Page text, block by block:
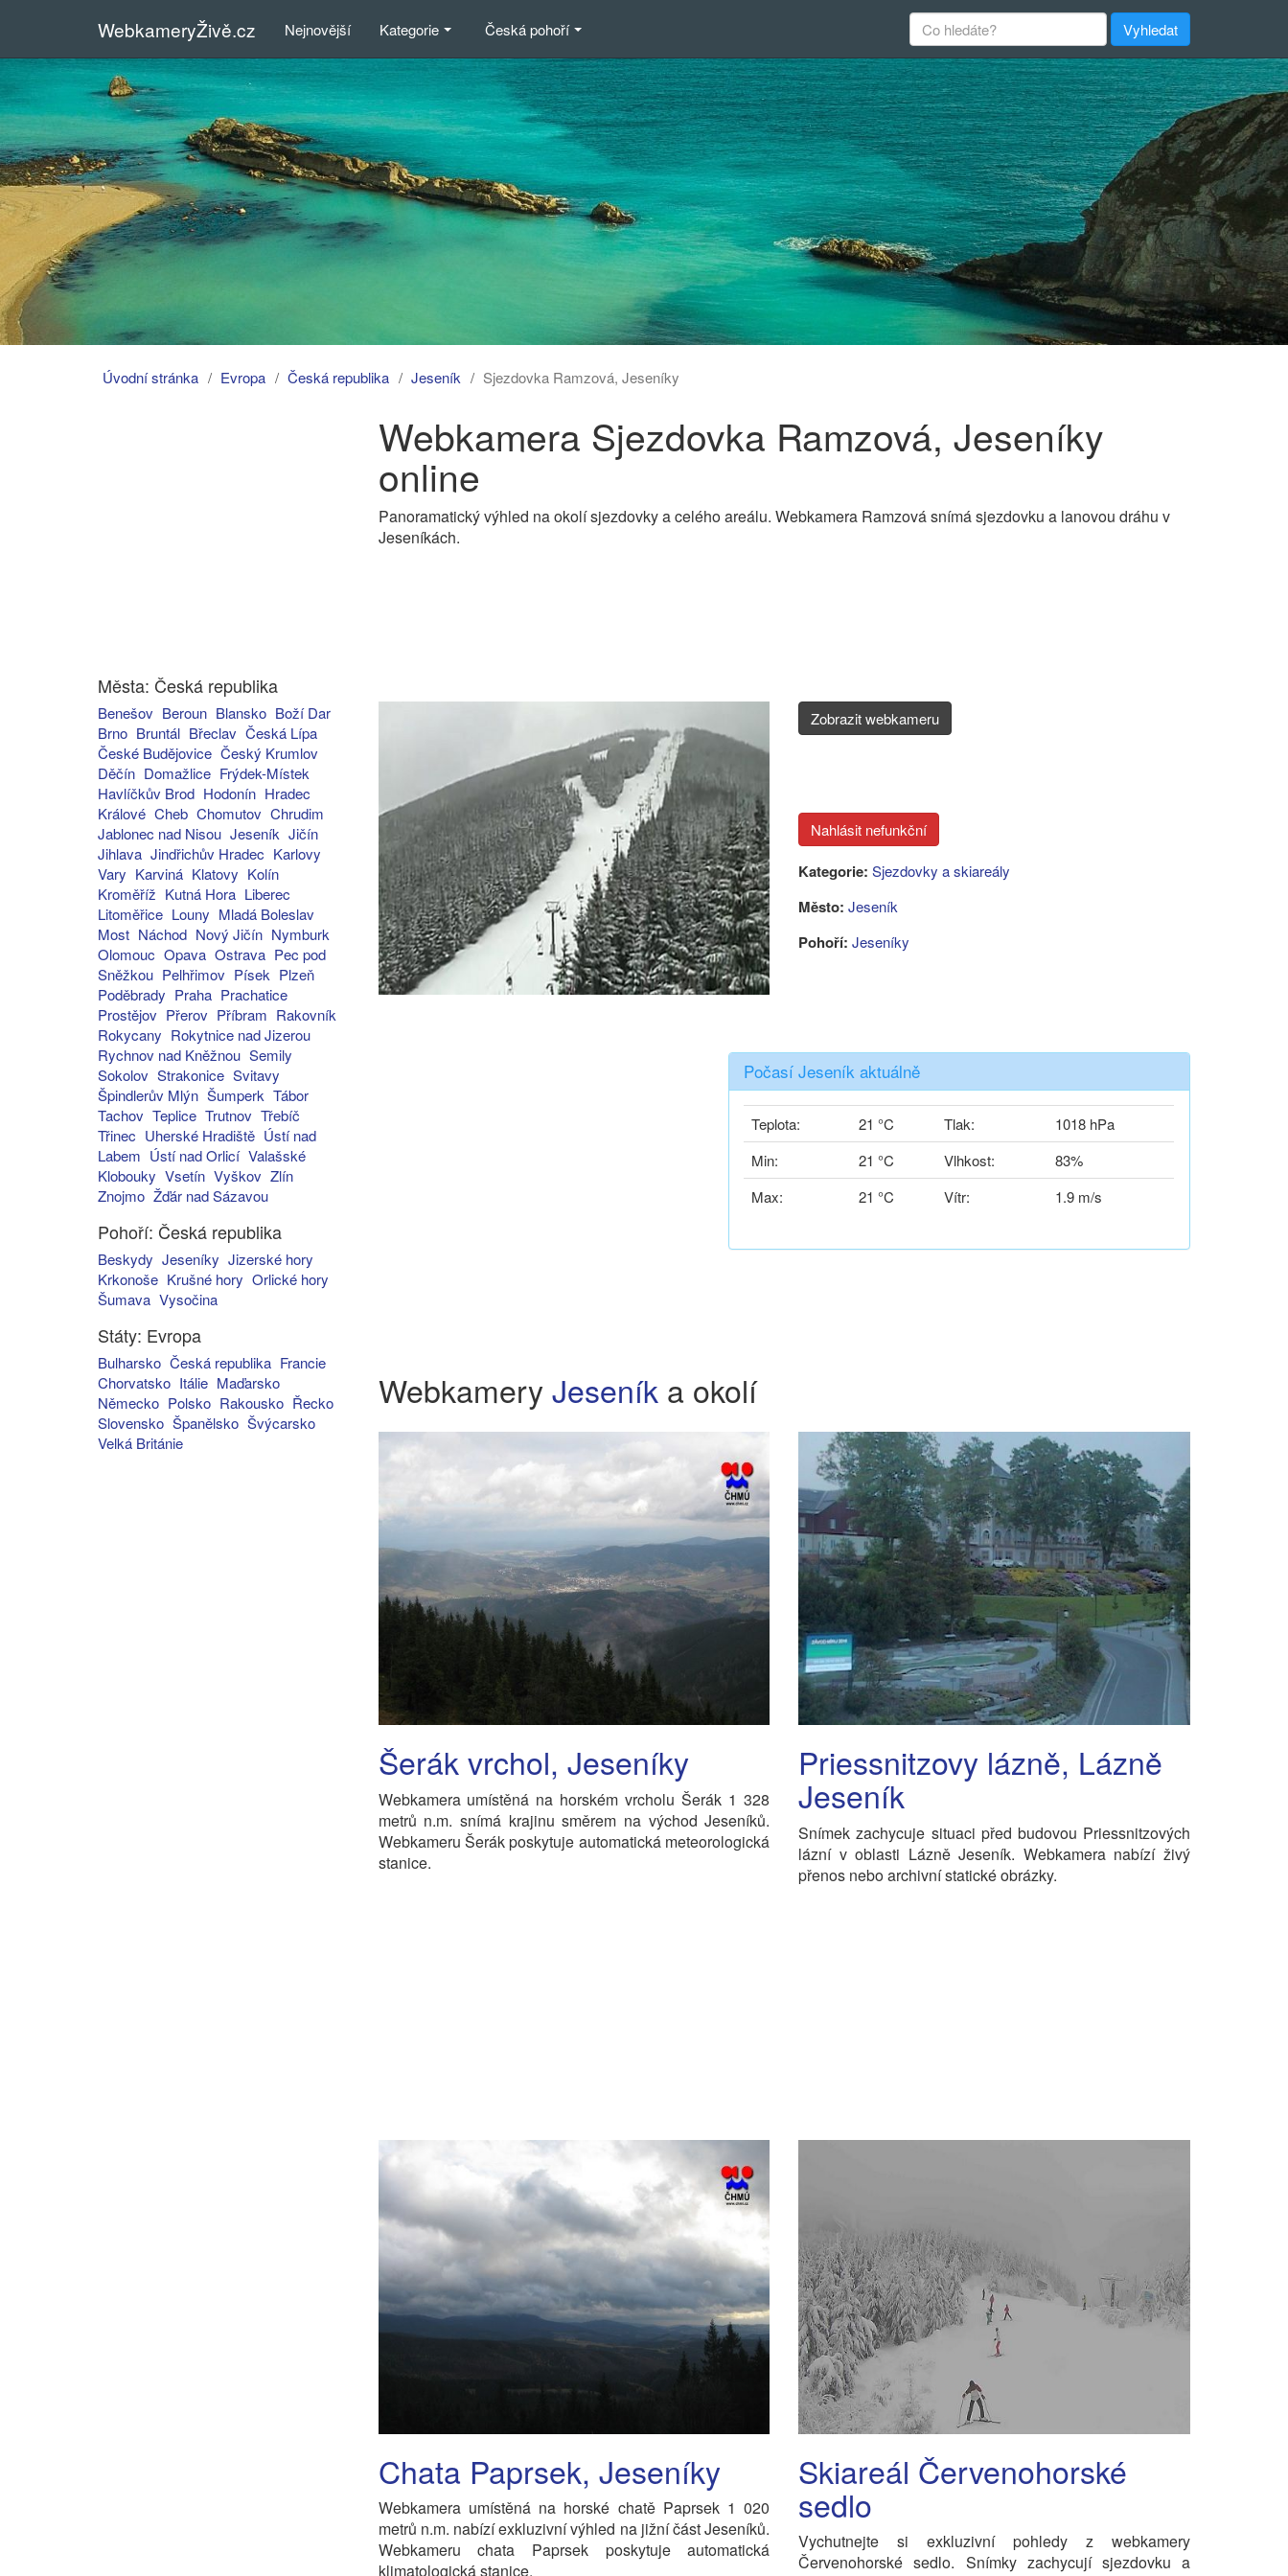
WebkameryŽivě.cz Nejnovější Kategorie Česká pohoří
Úvodní stránka Evropa Česká republika Jeseník Sjezdovka Ramzová, Jeseníky
Města: Česká republika
Benešov Beroun Blansko Boží Dar
Brno Bruntál Břeclav Česká Lípa
České Budějovice Český Krumlov
Děčín Domažlice Frýdek-Místek
Havlíčkův Brod Hodonín Hradec
Králové Cheb Chomutov Chrudim
Jablonec nad Nisou Jeseník Jičín
Jihlava Jindřichův Hradec Karlovy
Vary Karviná Klatovy Kolín
Kroměříž Kutná Hora Liberec
Litoměřice Louny Mladá Boleslav
Most Náchod Nový Jičín Nymburk
Olomouc Opava Ostrava Pec pod
Sněžkou Pelhřimov Písek Plzeň
Poděbrady Praha Prachatice
Prostějov Přerov Příbram Rakovník
Rokycany Rokytnice nad Jizerou
Rychnov nad Kněžnou Semily
Sokolov Strakonice Svitavy
Špindlerův Mlýn Šumperk Tábor
Tachov Teplice Trutnov Třebíč
Třinec Uherské Hradiště Ústí nad
Labem Ústí nad Orlicí Valašské
Klobouky Vsetín Vyškov Zlín
Znojmo Žďár nad Sázavou
Pohoří: Česká republika
Beskydy Jeseníky Jizerské hory
Krkonoše Krušné hory Orlické hory
Šumava Vysočina
Státy: Evropa
Bulharsko Česká republika Francie
Chorvatsko Itálie Maďarsko
Německo Polsko Rakousko Řecko
Slovensko Španělsko Švýcarsko
Velká Británie
Webkamera Sjezdovka Ramzová, Jeseníky
online
Panoramatický výhled na okolí sjezdovky a celého areálu. Webkamera Ramzová snímá sjezdovku a lanovou dráhu v
Jeseníkách.
Zobrazit webkameru
Kategorie: Sjezdovky a skiareály
Město: Jeseník
Pohoří: Jeseníky
Počasí Jeseník aktuálně
Teplota: 21 °C Tlak:
1018 hPa
Min:
21 °C Vlhkost:
83%
Max:
21 °C Vítr: 1.9 m/s
Webkamery Jeseníka okolí
Šerák vrchol, Jeseníky
Webkamera umístěná na horském vrcholu Šerák 1 328
metrů n.m. snímá krajinu směrem na východ Jeseníků.
Webkameru Šerák poskytuje automatická meteorologická
stanice.
Priessnitzovy lázně, Lázně
Jeseník
Snímek zachycuje situaci před budovou Priessnitzových
lázní v oblasti Lázně Jeseník. Webkamera nabízí živý
přenos nebo archivní statické obrázky.
Chata Paprsek, Jeseníky
Webkamera umístěná na horské chatě Paprsek 1 020
metrů n.m. nabízí exkluzivní výhled na jižní část Jeseníků.
Webkameru chata Paprsek poskytuje automatická
klimatologická stanice.
Skiareál Červenohorské
sedlo
Vychutnejte si exkluzivní pohledy z webkamery
Červenohorské sedlo. Snímky zachycují sjezdovku a